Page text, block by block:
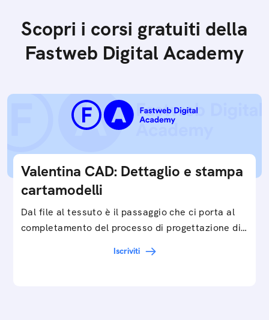
Scopri i corsi gratuiti della
Fastweb Digital Academy
Valentina CAD: Dettaglio e stampa
cartamodelli
Dal file al tessuto è il passaggio che ci porta al
completamento del processo di progettazione di
Iscriviti